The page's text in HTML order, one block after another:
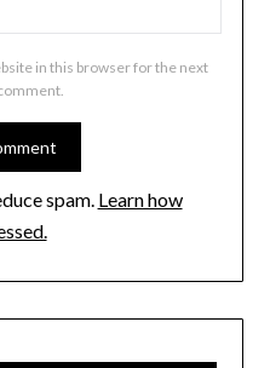
in this browser for the next
spam. Learn how